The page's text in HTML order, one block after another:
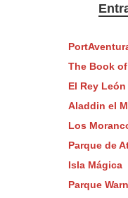
The Book
El Rey León
Aladdin el
Los
Parque de
Isla Mágica
Parque